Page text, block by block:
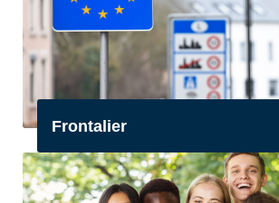
Frontalier